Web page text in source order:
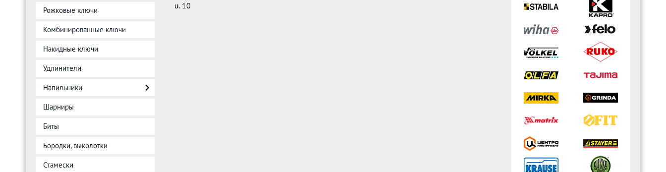
Рожковые ключи
Комбинированные ключи
Накидные ключи
Удлинители
Напильники
Шарниры
Биты
Бородки, выколотки
Стамески
u. 10